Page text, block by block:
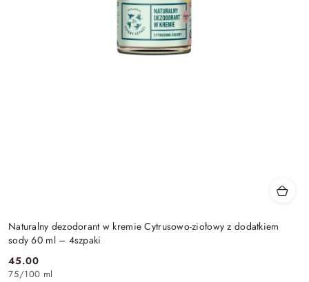
Naturalny dezodorant w kremie Cytrusowo-ziołowy z dodatkiem
sody 60 ml – 4szpaki
Cena:
45.00
75/100 ml